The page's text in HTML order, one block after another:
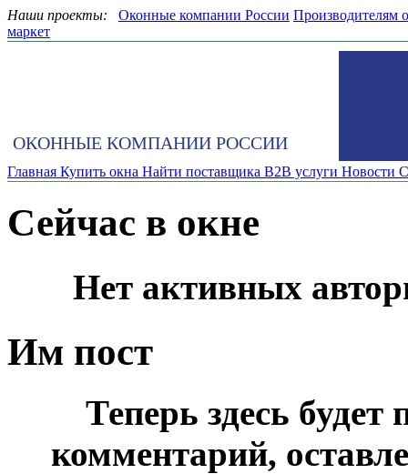
Наши проекты: Оконные компании России Производителям
маркет
ОКОННЫЕ КОМПАНИИ РОССИИ
Главная Купить окна Найти поставщика B2B услуги Новости
Сейчас в окне
Нет активных
Им пост
Теперь здесь будет
комментарий,